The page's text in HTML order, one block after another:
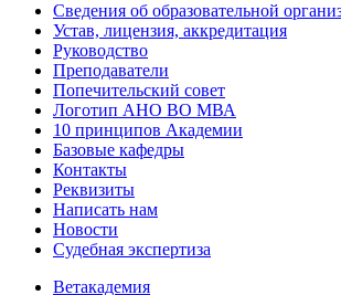
Сведения об образовательной
Устав, лицензия, аккредитация
Руководство
Преподаватели
Попечительский совет
Логотип АНО ВО МВА
10 принципов Академии
Базовые кафедры
Контакты
Реквизиты
Написать нам
Новости
Судебная экспертиза
Ветакадемия